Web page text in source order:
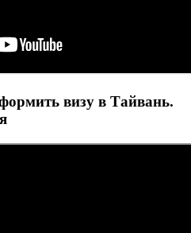
визу в Тайвань.